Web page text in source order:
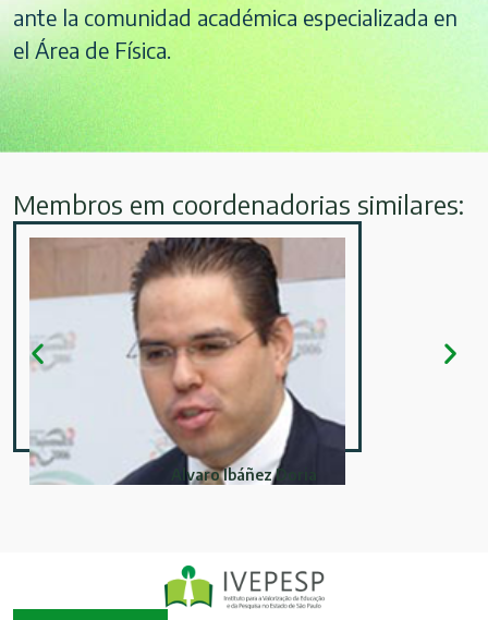
ante la comunidad académica especializada en
el Área de Física.
Membros em coordenadorias similares:
Alvaro Ibáñez Doria